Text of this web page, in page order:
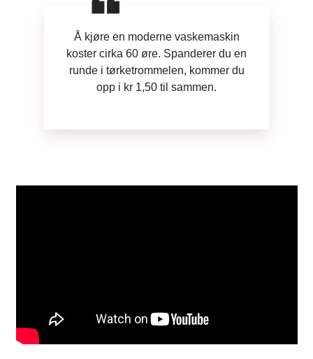
Å kjøre en moderne vaskemaskin
koster cirka 60 øre. Spanderer du en
runde i tørketrommelen, kommer du
opp i kr 1,50 til sammen.